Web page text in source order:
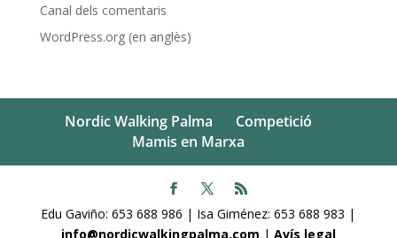
Canal dels comentaris
WordPress.org (en anglès)
Nordic Walking Palma
Competició
Mamis en Marxa
Edu Gaviño: 653 688 986 | Isa Giménez: 653 688 983 |
info@nordicwalkingpalma.com | Avís legal